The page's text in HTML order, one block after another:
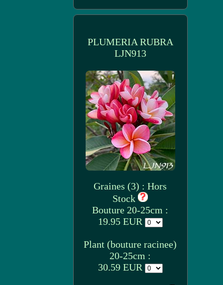
PLUMERIA RUBRA
LJN913
Graines (3) : Hors
Stock
Bouture 20-25cm :
19.95 EUR
Plant (bouture racinee)
20-25cm :
30.59 EUR